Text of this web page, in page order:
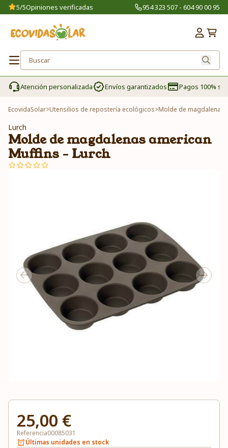
5/5Opiniones verificadas 954 323 507 - 604 90 00 95
Atención personalizada Envíos garantizados Pagos 100%
EcovidaSolar>Utensilios de repostería ecológicos>Molde de magdalenas
Lurch
Molde de magdalenas american
Muffins - Lurch
25,00 €
Referencia00085031
Últimas unidades en stock